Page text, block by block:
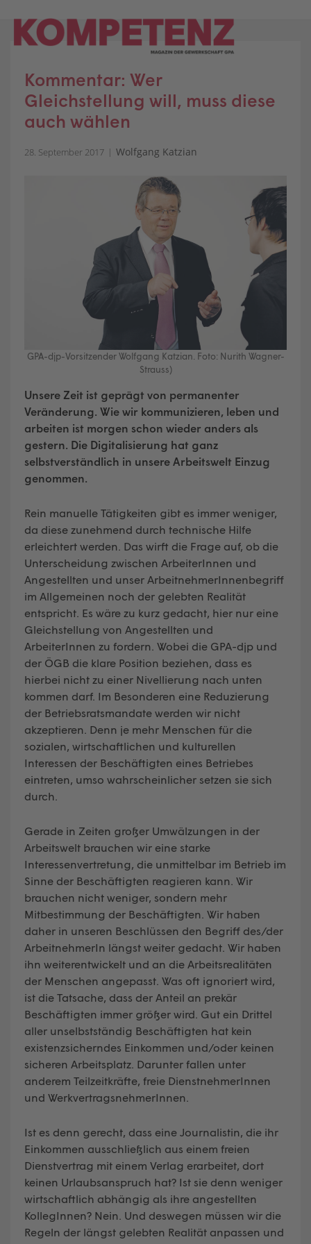
content
Kommentar: Wer
Gleichstellung will, muss diese
auch wählen
28. September 2017 Wolfgang Katzian
GPA-djp-Vorsitzender Wolfgang Katzian. Foto: Nurith Wagner-
Strauss)
Unsere Zeit ist geprägt von permanenter
Veränderung. Wie wir kommunizieren, leben und
arbeiten ist morgen schon wieder anders als
gestern. Die Digitalisierung hat ganz
selbstverständlich in unsere Arbeitswelt Einzug
genommen.
Rein manuelle Tätigkeiten gibt es immer weniger,
da diese zunehmend durch technische Hilfe
erleichtert werden. Das wirft die Frage auf, ob die
Unterscheidung zwischen ArbeiterInnen und
Angestellten und unser ArbeitnehmerInnenbegriff
im Allgemeinen noch der gelebten Realität
entspricht. Es wäre zu kurz gedacht, hier nur eine
Gleichstellung von Angestellten und
ArbeiterInnen zu fordern. Wobei die GPA-djp und
der ÖGB die klare Position beziehen, dass es
hierbei nicht zu einer Nivellierung nach unten
kommen darf. Im Besonderen eine Reduzierung
der Betriebsratsmandate werden wir nicht
akzeptieren. Denn je mehr Menschen für die
sozialen, wirtschaftlichen und kulturellen
Interessen der Beschäftigten eines Betriebes
eintreten, umso wahrscheinlicher setzen sie sich
durch.
Gerade in Zeiten großer Umwälzungen in der
Arbeitswelt brauchen wir eine starke
Interessenvertretung, die unmittelbar im Betrieb im
Sinne der Beschäftigten reagieren kann. Wir
brauchen nicht weniger, sondern mehr
Mitbestimmung der Beschäftigten. Wir haben
daher in unseren Beschlüssen den Begriff des/der
ArbeitnehmerIn längst weiter gedacht. Wir haben
ihn weiterentwickelt und an die Arbeitsrealitäten
der Menschen angepasst. Was oft ignoriert wird,
ist die Tatsache, dass der Anteil an prekär
Beschäftigten immer größer wird. Gut ein Drittel
aller unselbstständig Beschäftigten hat kein
existenzsicherndes Einkommen und/oder keinen
sicheren Arbeitsplatz. Darunter fallen unter
anderem Teilzeitkräfte, freie DienstnehmerInnen
und WerkvertragsnehmerInnen.
Ist es denn gerecht, dass eine Journalistin, die ihr
Einkommen ausschließlich aus einem freien
Dienstvertrag mit einem Verlag erarbeitet, dort
keinen Urlaubsanspruch hat? Ist sie denn weniger
wirtschaftlich abhängig als ihre angestellten
KollegInnen? Nein. Und deswegen müssen wir die
Regeln der längst gelebten Realität anpassen und